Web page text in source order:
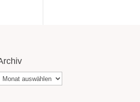
Archiv